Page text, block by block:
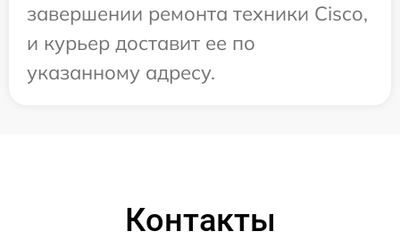
завершении ремонта техники Cisco,
и курьер доставит ее по
указанному адресу.
Контакты